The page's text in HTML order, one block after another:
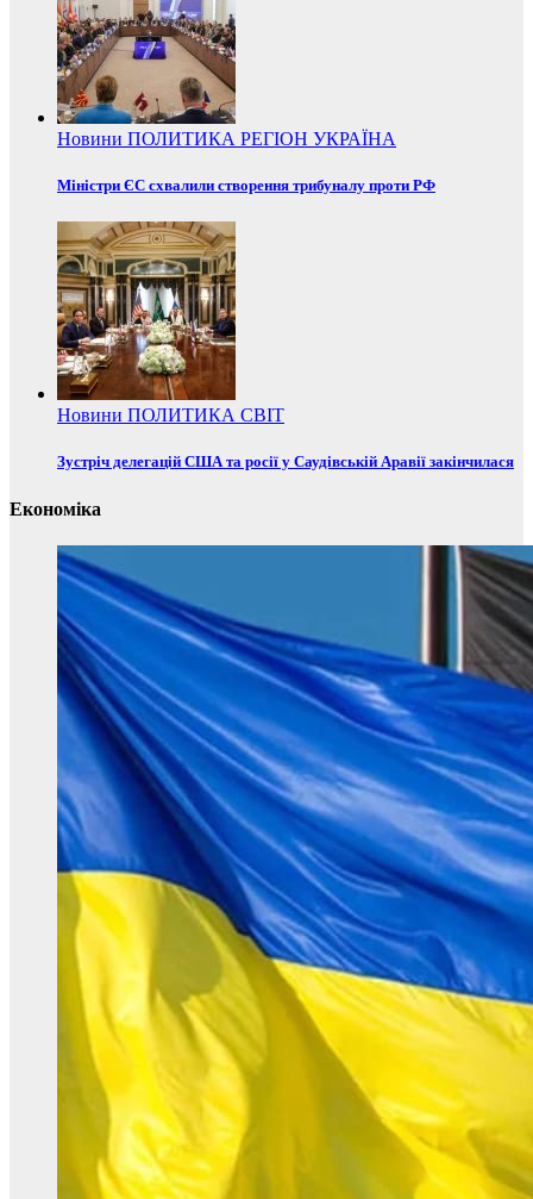
Новини ПОЛИТИКА РЕГІОН УКРАЇНА
Міністри ЄС схвалили створення трибуналу проти РФ
Новини ПОЛИТИКА СВІТ
Зустріч делегацій США та росії у Саудівській Аравії закінчилася
Економіка